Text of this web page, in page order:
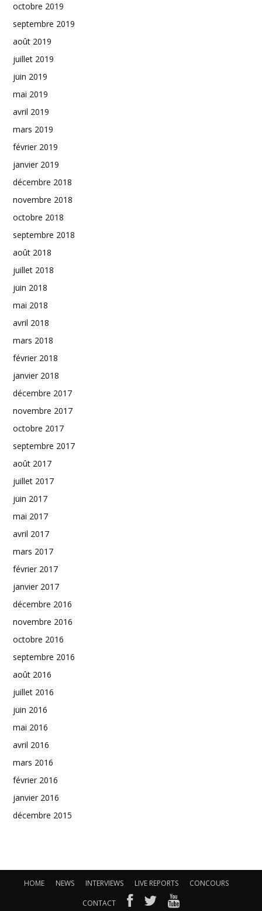
octobre 2019
septembre 2019
août 2019
juillet 2019
juin 2019
mai 2019
avril 2019
mars 2019
février 2019
janvier 2019
décembre 2018
novembre 2018
octobre 2018
septembre 2018
août 2018
juillet 2018
juin 2018
mai 2018
avril 2018
mars 2018
février 2018
janvier 2018
décembre 2017
novembre 2017
octobre 2017
septembre 2017
août 2017
juillet 2017
juin 2017
mai 2017
avril 2017
mars 2017
février 2017
janvier 2017
décembre 2016
novembre 2016
octobre 2016
septembre 2016
août 2016
juillet 2016
juin 2016
mai 2016
avril 2016
mars 2016
février 2016
janvier 2016
décembre 2015
HOME NEWS INTERVIEWS LIVE REPORTS
CONCOURS
CONTACT